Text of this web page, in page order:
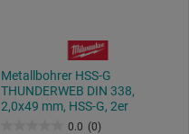
Metallbohrer HSS-G
THUNDERWEB DIN 338,
2,0x49 mm, HSS-G, 2er
0.0 (0)